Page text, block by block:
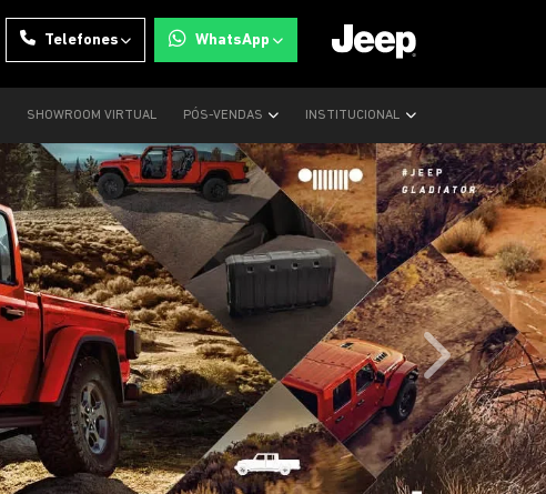
Telefones WhatsApp
SHOWROOM VIRTUAL PÓS-VENDAS INSTITUCIONAL